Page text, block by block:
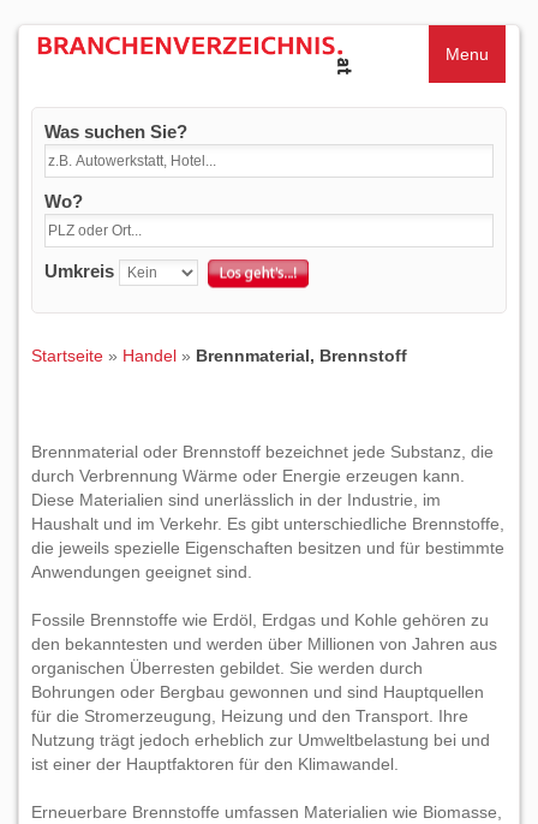
Menu
Was suchen Sie?
Wo?
Umkreis
Startseite » Handel » Brennmaterial, Brennstoff
Brennmaterial oder Brennstoff bezeichnet jede Substanz, die
durch Verbrennung Wärme oder Energie erzeugen kann.
Diese Materialien sind unerlässlich in der Industrie, im
Haushalt und im Verkehr. Es gibt unterschiedliche Brennstoffe,
die jeweils spezielle Eigenschaften besitzen und für bestimmte
Anwendungen geeignet sind.
Fossile Brennstoffe wie Erdöl, Erdgas und Kohle gehören zu
den bekanntesten und werden über Millionen von Jahren aus
organischen Überresten gebildet. Sie werden durch
Bohrungen oder Bergbau gewonnen und sind Hauptquellen
für die Stromerzeugung, Heizung und den Transport. Ihre
Nutzung trägt jedoch erheblich zur Umweltbelastung bei und
ist einer der Hauptfaktoren für den Klimawandel.
Erneuerbare Brennstoffe umfassen Materialien wie Biomasse,